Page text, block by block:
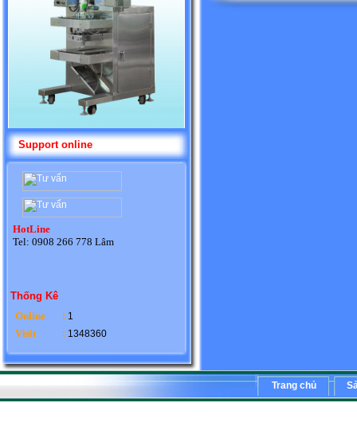
Support online
HotLine
Tel: 0908 266 778 Lâm
Thống Kê
Online
: 1
Visit : 1348360
Trang chủ